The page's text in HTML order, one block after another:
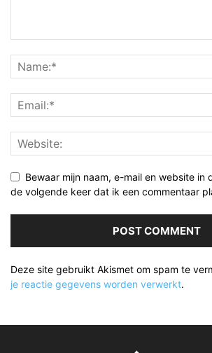
Bewaar mijn naam, e-mail en website in
de volgende keer dat ik een commentaar
Deze site gebruikt Akismet om spam te
je reactie gegevens worden verwerkt.